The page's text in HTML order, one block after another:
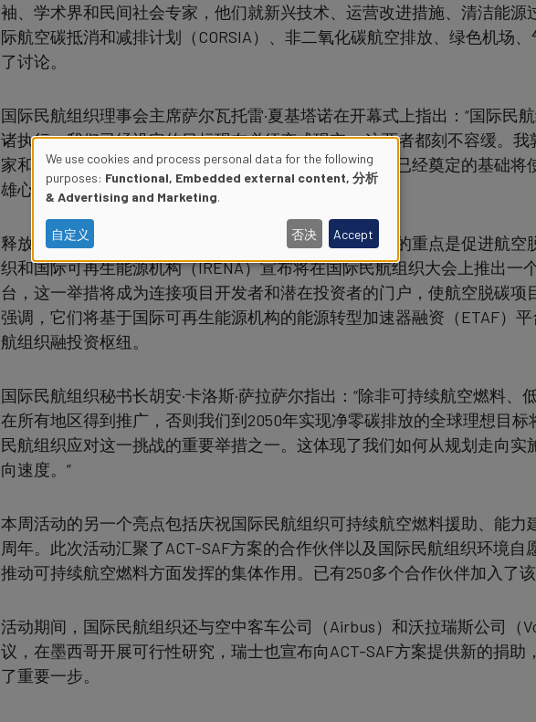
袖、学术界和民间社会专家，他们就新兴技术、运营改进措施、清洁能源
际航空碳抵消和减排计划（CORSIA）、非二氧化碳航空排放、绿色机场
了讨论。
国际民航组织理事会主席萨尔瓦托雷·夏基塔诺在开幕式上指出：“国际民
诸执行，我们已经设定的目标现在必须变成现实 — 这两者都刻不容缓。
家和利益相关者，将这一势头发扬光大。我相信，我们已经奠定的基础将
雄心勃勃和协调一致的气候行动。”
释放气候融资是航空气候周期间的一个中心议题，讨论的重点是促进航空
织和国际可再生能源机构（IRENA）宣布将在国际民航组织大会上推出一
台，这一举措将成为连接项目开发者和潜在投资者的门户，使航空脱碳项
强调，它们将基于国际可再生能源机构的能源转型加速器融资（ETAF）
航组织融投资枢纽。
国际民航组织秘书长胡安·卡洛斯·萨拉萨尔指出：“除非可持续航空燃料、
在所有地区得到推广，否则我们到2050年实现净零碳排放的全球理想目
民航组织应对这一挑战的重要举措之一。这体现了我们如何从规划走向实
向速度。”
本周活动的另一个亮点包括庆祝国际民航组织可持续航空燃料援助、能力
周年。此次活动汇聚了ACT-SAF方案的合作伙伴以及国际民航组织环境
推动可持续航空燃料方面发挥的集体作用。已有250多个合作伙伴加入了
活动期间，国际民航组织还与空中客车公司（Airbus）和沃拉瑞斯公司（
议，在墨西哥开展可行性研究，瑞士也宣布向ACT-SAF方案提供新的捐助
了重要一步。
Use
of
personal
data
cookies
We use cookies and process personal data for the following
purposes: Functional, Embedded external content, 分析
& Advertising and Marketing.
自定义 否决 Accept